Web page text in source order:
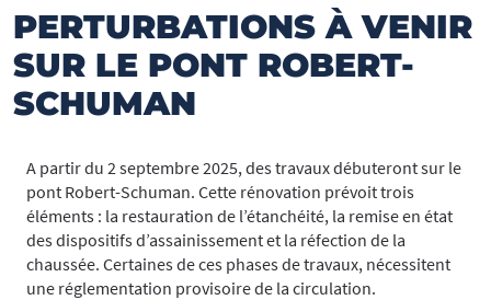
PERTURBATIONS À VENIR
SUR LE PONT ROBERT-
SCHUMAN
A partir du 2 septembre 2025, des travaux débuteront sur le
pont Robert-Schuman. Cette rénovation prévoit trois
éléments : la restauration de l’étanchéité, la remise en état
des dispositifs d’assainissement et la réfection de la
chaussée. Certaines de ces phases de travaux, nécessitent
une réglementation provisoire de la circulation.